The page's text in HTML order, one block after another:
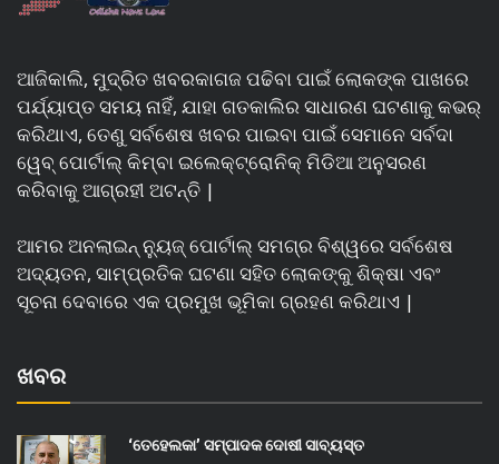
ଆଜିକାଲି, ମୁଦ୍ରିତ ଖବରକାଗଜ ପଢିବା ପାଇଁ ଲୋକଙ୍କ ପାଖରେ
ପର୍ଯ୍ୟାପ୍ତ ସମୟ ନାହିଁ, ଯାହା ଗତକାଲିର ସାଧାରଣ ଘଟଣାକୁ କଭର୍
କରିଥାଏ, ତେଣୁ ସର୍ବଶେଷ ଖବର ପାଇବା ପାଇଁ ସେମାନେ ସର୍ବଦା
ୱେବ୍ ପୋର୍ଟାଲ୍ କିମ୍ବା ଇଲେକ୍ଟ୍ରୋନିକ୍ ମିଡିଆ ଅନୁସରଣ
କରିବାକୁ ଆଗ୍ରହୀ ଅଟନ୍ତି |
ଆମର ଅନଲାଇନ୍ ନ୍ୟୁଜ୍ ପୋର୍ଟାଲ୍ ସମଗ୍ର ବିଶ୍ୱରେ ସର୍ବଶେଷ
ଅଦ୍ୟତନ, ସାମ୍ପ୍ରତିକ ଘଟଣା ସହିତ ଲୋକଙ୍କୁ ଶିକ୍ଷା ଏବଂ
ସୂଚନା ଦେବାରେ ଏକ ପ୍ରମୁଖ ଭୂମିକା ଗ୍ରହଣ କରିଥାଏ |
ଖବର
‘ତେହେଲକା’ ସମ୍ପାଦକ ଦୋଷୀ ସାବ୍ୟସ୍ତ